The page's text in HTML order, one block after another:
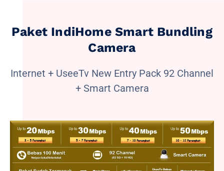
Paket IndiHome Smart Bundling
Camera
Internet + UseeTv New Entry Pack 92 Channel
+ Smart Camera